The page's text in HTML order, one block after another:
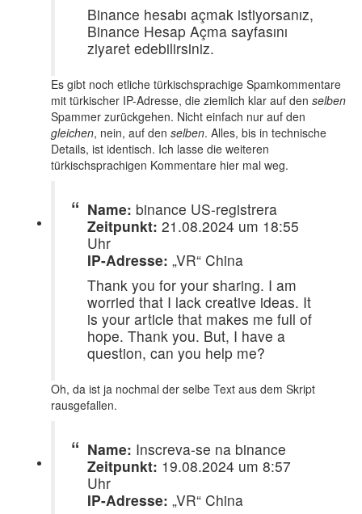
Binance hesabı açmak istiyorsanız,
Binance Hesap Açma sayfasını
ziyaret edebilirsiniz.
Es gibt noch etliche türkischsprachige Spamkommentare
mit türkischer IP-Adresse, die ziemlich klar auf den selben
Spammer zurückgehen. Nicht einfach nur auf den
gleichen, nein, auf den selben. Alles, bis in technische
Details, ist identisch. Ich lasse die weiteren
türkischsprachigen Kommentare hier mal weg.
Name: binance US-registrera
Zeitpunkt: 21.08.2024 um 18:55
Uhr
IP-Adresse: „VR“ China
Thank you for your sharing. I am
worried that I lack creative ideas. It
is your article that makes me full of
hope. Thank you. But, I have a
question, can you help me?
Oh, da ist ja nochmal der selbe Text aus dem Skript
rausgefallen.
Name: Inscreva-se na binance
Zeitpunkt: 19.08.2024 um 8:57
Uhr
IP-Adresse: „VR“ China